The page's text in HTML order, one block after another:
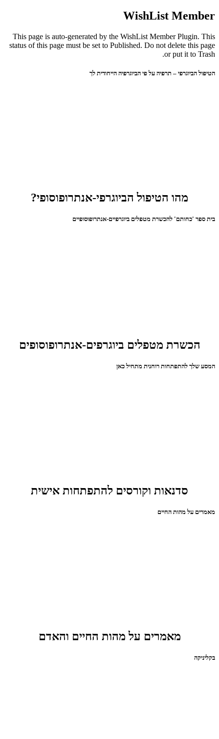
WishList Member
This page is auto-generated by the WishList Member Plugin. This
status of this page must be set to Published. Do not delete this page
or put it to Trash.
הטיפול הביוגרפי – תרפיה על פי הביוגרפיה הייחודית לך
מהו הטיפול הביוגרפי-אנתרופוסופי?
בית ספר 'כחותם' להכשרת מטפלים ביוגרפיים-אנתרופוסופיים
הכשרת מטפלים ביוגרפים-אנתרופוסופים
המסע שלך להתפתחות רוחנית מתחיל כאן
סדנאות וקורסים להתפתחות אישית
מאמרים על מהות החיים
מאמרים על מהות החיים והאדם
בקליניקה